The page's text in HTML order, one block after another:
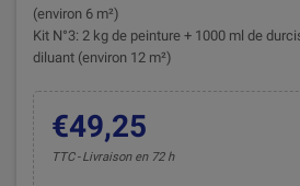
(environ 6 m²)
Kit N°3: 2 kg de peinture + 1000 ml de
diluant (environ 12 m²)
€49,25
TTC Livraison en 72 h